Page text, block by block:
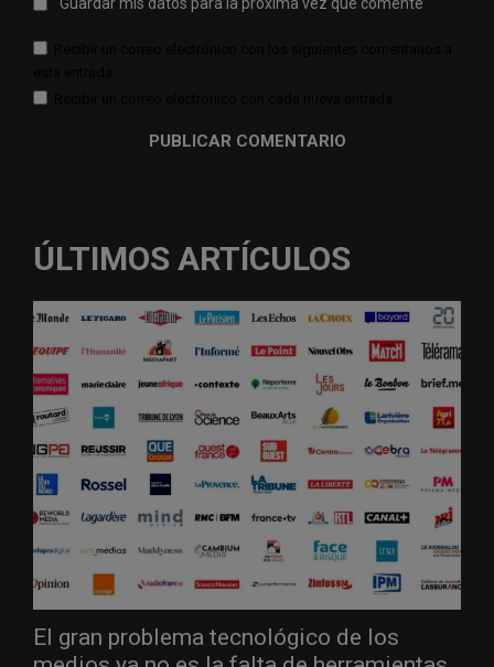
Guardar mis datos para la próxima vez que comente
ÚLTIMOS ARTÍCULOS
El gran problema tecnológico de los